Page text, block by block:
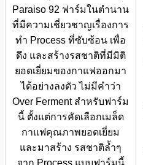
Paraiso 92 ฟาร์มในตำนาน
ที่มีความเชี่ยวชาญเรื่องการ
ทำ Process ที่ซับซ้อน เพื่อ
ดึง และสร้างรสชาติที่มีมิติ
ยอดเยี่ยมของกาแฟออกมา
ได้อย่างลงตัว ไม่มีคำว่า
Over Ferment สำหรับฟาร์ม
นี้ ตั้งแต่การคัดเลือกเมล็ด
กาแฟคุณภาพยอดเยี่ยม
และมาสร้าง รสชาติล้ำๆ
จาก Process แบบฟาร์มนี้